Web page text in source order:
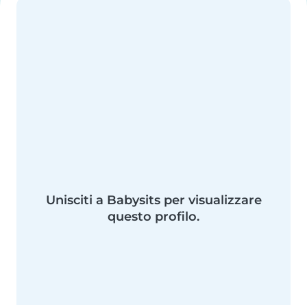
Unisciti a Babysits per visualizzare
questo profilo.